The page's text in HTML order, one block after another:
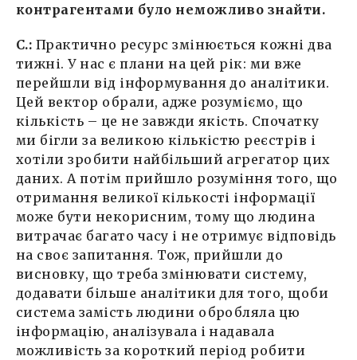
контрагентами було неможливо знайти.
С.: Практично ресурс змінюється кожні два
тижні. У нас є плани на цей рік: ми вже
перейшли від інформування до аналітики.
Цей вектор обрали, адже розуміємо, що
кількість – це не завжди якість. Спочатку
ми бігли за великою кількістю реєстрів і
хотіли зробити найбільший агрегатор цих
даних. А потім прийшло розуміння того, що
отримання великої кількості інформації
може бути некорисним, тому що людина
витрачає багато часу і не отримує відповідь
на своє запитання. Тож, прийшли до
висновку, що треба змінювати систему,
додавати більше аналітики для того, щоби
система замість людини обробляла цю
інформацію, аналізувала і надавала
можливість за короткий період робити